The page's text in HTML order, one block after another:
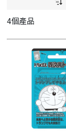
4個產品